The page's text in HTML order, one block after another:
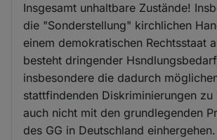
Insgesamt unhaltbare Zustände!
die "Sonderstellung" kirchlichen
einem demokratischen Rechtsstaat
besteht dringender
insbesondere die dadurch
stattfindenden Diskriminierungen zu
auch nicht mit den grundlegenden
des GG in Deutschland einhergehen.